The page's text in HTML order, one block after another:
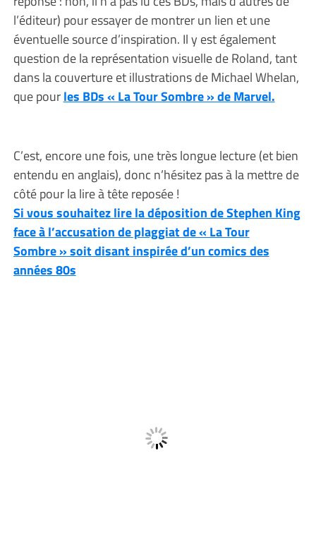
l’éditeur) pour essayer de montrer un lien et une
éventuelle source d’inspiration. Il y est également
question de la représentation visuelle de Roland, tant
dans la couverture et illustrations de Michael Whelan,
que pourles BDs « La Tour Sombre » de Marvel.
C’est, encore une fois, une très longue lecture (et bien
entendu en anglais), donc n’hésitez pas à la mettre de
côté pour la lire à tête reposée !
Si vous souhaitez lire la déposition de Stephen King
face à l’accusation de plaggiat de « La Tour
Sombre » soit disant inspirée d’un comics des
années 80s